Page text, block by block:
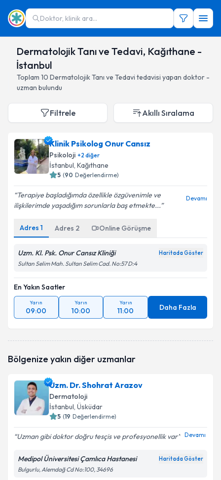
Doktor, klinik ara...
Dermatolojik Tanı ve Tedavi, Kağıthane -
İstanbul
Toplam 10 Dermatolojik Tanı ve Tedavi tedavisi yapan doktor -
uzman bulundu
Filtrele Akıllı Sıralama
Klinik Psikolog Onur Cansız
Psikoloji +2 diğer
İstanbul, Kağıthane
5 (90 Değerlendirme)
Terapiye başladığımda özellikle özgüvenimle ve
ilişkilerimde yaşadığım sorunlarla baş etmekte...
Devamı
Adres 1 Adres 2 Online Görüşme
Uzm. Kl. Psk. Onur Cansız Kliniği Haritada Göster
Sultan Selim Mah. Sultan Selim Cad. No:57 D:4
En Yakın Saatler
Yarın
09:00
Yarın
10:00
Yarın
11:00 Daha Fazla
Bölgenize yakın diğer uzmanlar
Uzm. Dr. Shohrat Arazov
Dermatoloji
İstanbul, Üsküdar
5 (19 Değerlendirme)
Uzman gibi doktor doğru tesçis ve profesyonellik var Devamı
Medipol Üniversitesi Çamlıca Hastanesi Haritada Göster
Bulgurlu, Alemdağ Cd No:100, 34696